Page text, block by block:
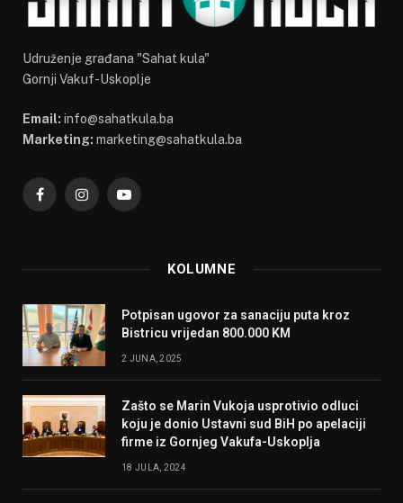
Udruženje građana "Sahat kula"
Gornji Vakuf-Uskoplje
Email: info@sahatkula.ba
Marketing: marketing@sahatkula.ba
FacebookInstagramYouTube
KOLUMNE
Potpisan ugovor za sanaciju puta kroz
Bistricu vrijedan 800.000 KM
2 JUNA, 2025
Zašto se Marin Vukoja usprotivio odluci
koju je donio Ustavni sud BiH po apelaciji
firme iz Gornjeg Vakufa-Uskoplja
18 JULA, 2024